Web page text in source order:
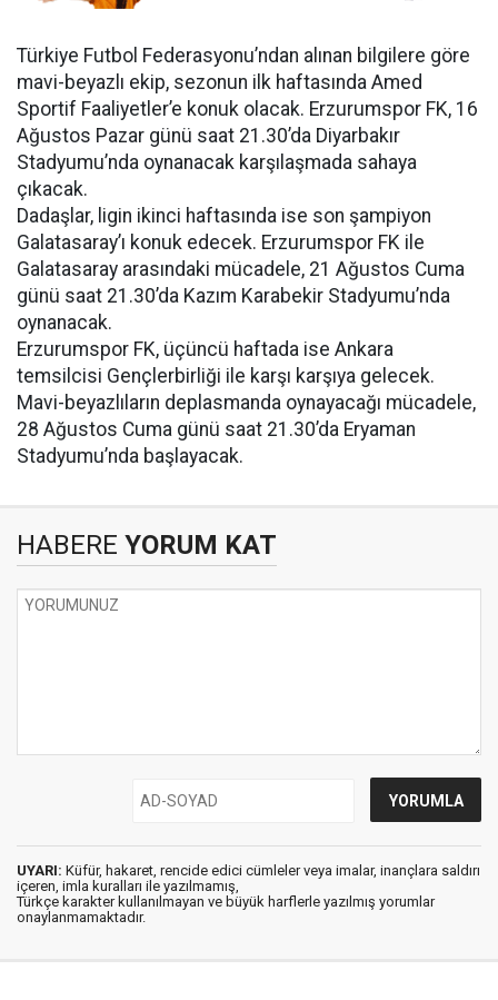
Türkiye Futbol Federasyonu’ndan alınan bilgilere göre
mavi-beyazlı ekip, sezonun ilk haftasında Amed
Sportif Faaliyetler’e konuk olacak. Erzurumspor FK, 16
Ağustos Pazar günü saat 21.30’da Diyarbakır
Stadyumu’nda oynanacak karşılaşmada sahaya
çıkacak.
Dadaşlar, ligin ikinci haftasında ise son şampiyon
Galatasaray’ı konuk edecek. Erzurumspor FK ile
Galatasaray arasındaki mücadele, 21 Ağustos Cuma
günü saat 21.30’da Kazım Karabekir Stadyumu’nda
oynanacak.
Erzurumspor FK, üçüncü haftada ise Ankara
temsilcisi Gençlerbirliği ile karşı karşıya gelecek.
Mavi-beyazlıların deplasmanda oynayacağı mücadele,
28 Ağustos Cuma günü saat 21.30’da Eryaman
Stadyumu’nda başlayacak.
HABERE YORUM KAT
UYARI: Küfür, hakaret, rencide edici cümleler veya imalar, inançlara saldırı
içeren, imla kuralları ile yazılmamış,
Türkçe karakter kullanılmayan ve büyük harflerle yazılmış yorumlar
onaylanmamaktadır.